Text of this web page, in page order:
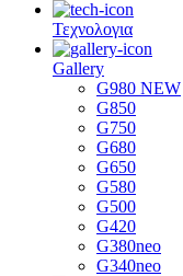
Τεχνολογια
Gallery
G980 NEW
G850
G750
G680
G650
G580
G500
G420
G380neo
G340neo